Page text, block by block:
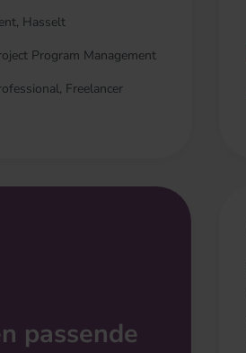
Hasselt
Program Management
Freelancer
passende